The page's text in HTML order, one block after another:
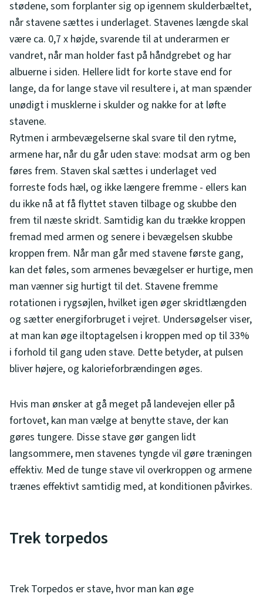
stødene, som forplanter sig op igennem skulderbæltet,
når stavene sættes i underlaget. Stavenes længde skal
være ca. 0,7 x højde, svarende til at underarmen er
vandret, når man holder fast på håndgrebet og har
albuerne i siden. Hellere lidt for korte stave end for
lange, da for lange stave vil resultere i, at man spænder
unødigt i musklerne i skulder og nakke for at løfte
stavene.
Rytmen i armbevægelserne skal svare til den rytme,
armene har, når du går uden stave: modsat arm og ben
føres frem. Staven skal sættes i underlaget ved
forreste fods hæl, og ikke længere fremme - ellers kan
du ikke nå at få flyttet staven tilbage og skubbe den
frem til næste skridt. Samtidig kan du trække kroppen
fremad med armen og senere i bevægelsen skubbe
kroppen frem. Når man går med stavene første gang,
kan det føles, som armenes bevægelser er hurtige, men
man vænner sig hurtigt til det. Stavene fremme
rotationen i rygsøjlen, hvilket igen øger skridtlængden
og sætter energiforbruget i vejret. Undersøgelser viser,
at man kan øge iltoptagelsen i kroppen med op til 33%
i forhold til gang uden stave. Dette betyder, at pulsen
bliver højere, og kalorieforbrændingen øges.
Hvis man ønsker at gå meget på landevejen eller på
fortovet, kan man vælge at benytte stave, der kan
gøres tungere. Disse stave gør gangen lidt
langsommere, men stavenes tyngde vil gøre træningen
effektiv. Med de tunge stave vil overkroppen og armene
trænes effektivt samtidig med, at konditionen påvirkes.
Trek torpedos
Trek Torpedos er stave, hvor man kan øge